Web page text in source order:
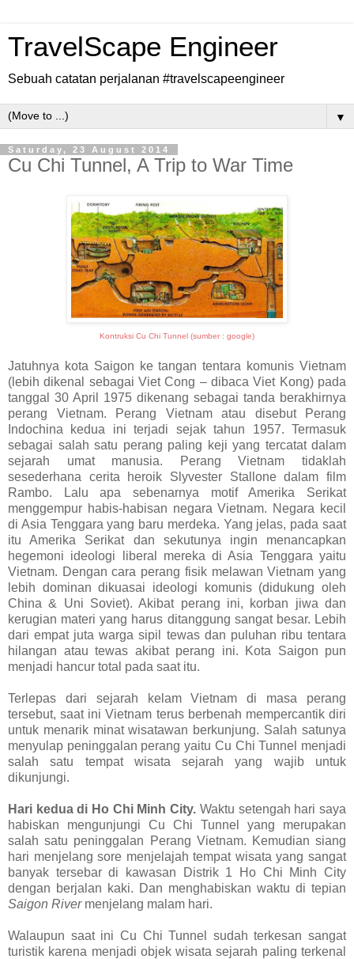
TravelScape Engineer
Sebuah catatan perjalanan #travelscapeengineer
▼
Saturday, 23 August 2014
Cu Chi Tunnel, A Trip to War Time
Kontruksi Cu Chi Tunnel (sumber : google)
Jatuhnya kota Saigon ke tangan tentara komunis Vietnam
(lebih dikenal sebagai Viet Cong – dibaca Viet Kong) pada
tanggal 30 April 1975 dikenang sebagai tanda berakhirnya
perang Vietnam. Perang Vietnam atau disebut Perang
Indochina kedua ini terjadi sejak tahun 1957. Termasuk
sebagai salah satu perang paling keji yang tercatat dalam
sejarah umat manusia. Perang Vietnam tidaklah
sesederhana cerita heroik Slyvester Stallone dalam film
Rambo. Lalu apa sebenarnya motif Amerika Serikat
menggempur habis-habisan negara Vietnam. Negara kecil
di Asia Tenggara yang baru merdeka. Yang jelas, pada saat
itu Amerika Serikat dan sekutunya ingin menancapkan
hegemoni ideologi liberal mereka di Asia Tenggara yaitu
Vietnam. Dengan cara perang fisik melawan Vietnam yang
lebih dominan dikuasai ideologi komunis (didukung oleh
China & Uni Soviet). Akibat perang ini, korban jiwa dan
kerugian materi yang harus ditanggung sangat besar. Lebih
dari empat juta warga sipil tewas dan puluhan ribu tentara
hilangan atau tewas akibat perang ini. Kota Saigon pun
menjadi hancur total pada saat itu.
Terlepas dari sejarah kelam Vietnam di masa perang
tersebut, saat ini Vietnam terus berbenah mempercantik diri
untuk menarik minat wisatawan berkunjung. Salah satunya
menyulap peninggalan perang yaitu Cu Chi Tunnel menjadi
salah satu tempat wisata sejarah yang wajib untuk
dikunjungi.
Hari kedua di Ho Chi Minh City. Waktu setengah hari saya
habiskan mengunjungi Cu Chi Tunnel yang merupakan
salah satu peninggalan Perang Vietnam. Kemudian siang
hari menjelang sore menjelajah tempat wisata yang sangat
banyak tersebar di kawasan Distrik 1 Ho Chi Minh City
dengan berjalan kaki. Dan menghabiskan waktu di tepian
Saigon Rivermenjelang malam hari.
Walaupun saat ini Cu Chi Tunnel sudah terkesan sangat
turistik karena menjadi objek wisata sejarah paling terkenal